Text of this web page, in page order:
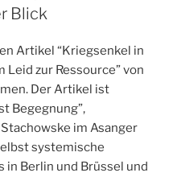
Blick
Artikel “Kriegsenkel in
Leid zur Ressource” von
Der Artikel ist
Begegnung”,
im Asanger
systemische
in Berlin und Brüssel und